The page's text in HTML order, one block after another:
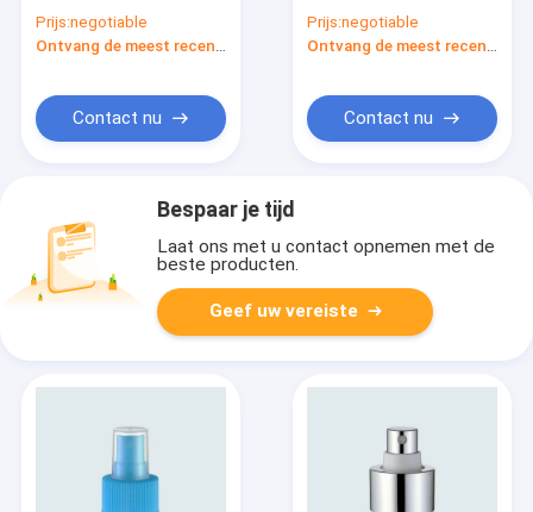
verzorging JY601-
08A 28/410
Prijs:negotiable
Contact nu
Mistpomp
Prijs:negotiable
Contact nu
Bespaar je tijd
Laat ons met u contact opnemen met de
beste producten.
Geef uw vereiste